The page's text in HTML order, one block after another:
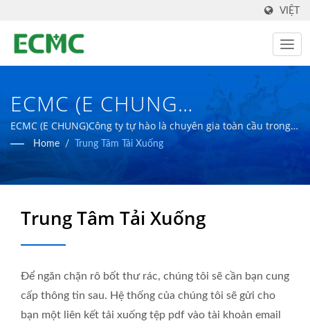
VIỆT
ECMC (E CHUNG
MACHINERY CO.)
ECMC (E CHUNG)Công ty tự hào là chuyên gia toàn cầu trong
lĩnh vực sản xuất thiết bị dược phẩm với mục tiêu tạo ra các
Home / Trung Tâm Tải Xuống
Trung Tâm Tải Xuống
Để ngăn chặn rô bốt thư rác, chúng tôi sẽ cần bạn cung
cấp thông tin sau. Hệ thống của chúng tôi sẽ gửi cho
bạn một liên kết tải xuống tệp pdf vào tài khoản email